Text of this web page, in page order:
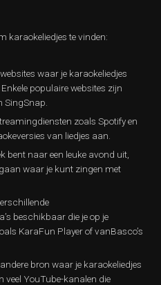
karaokeliedjes te vinden:
waar je karaokeliedjes
populaire websites zijn
SingSnap.
zoals Spotify en
van liedjes aan.
bent naar een leuke avond uit,
waar je kunt zingen met
beschikbaar die je op je
KaraFun Player of vanBasco’s
bron waar je karaokeliedjes
veel YouTube-kanalen die